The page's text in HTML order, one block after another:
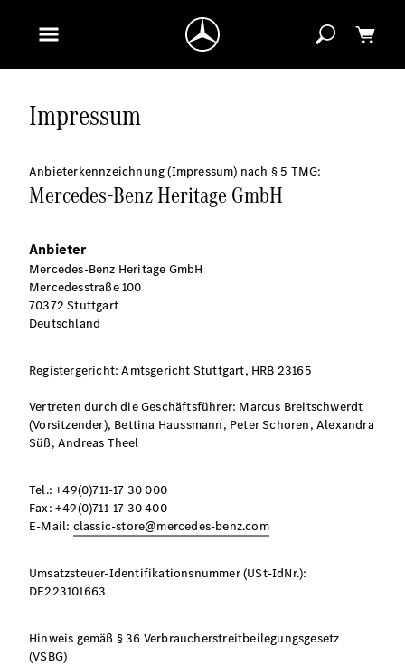
Impressum
Anbieterkennzeichnung (Impressum) nach § 5 TMG:
Mercedes-Benz Heritage GmbH
Anbieter
Mercedes-Benz Heritage GmbH
Mercedesstraße 100
70372 Stuttgart
Deutschland
Registergericht: Amtsgericht Stuttgart, HRB 23165
Vertreten durch die Geschäftsführer: Marcus Breitschwerdt
(Vorsitzender), Bettina Haussmann, Peter Schoren, Alexandra
Süß, Andreas Theel
Tel.: +49(0)711-17 30 000
Fax: +49(0)711-17 30 400
E-Mail: classic-store@mercedes-benz.com
Umsatzsteuer-Identifikationsnummer (USt-IdNr.):
DE223101663
Hinweis gemäß § 36 Verbraucherstreitbeilegungsgesetz
(VSBG)